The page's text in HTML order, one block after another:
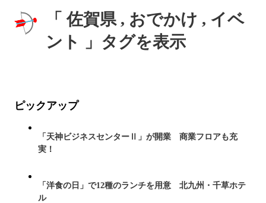
「 佐賀県 , おでかけ , イベ
ント 」タグを表示
ピックアップ
「天神ビジネスセンターⅡ」が開業 商業フロアも充
実！
「洋食の日」で12種のランチを用意 北九州・千草ホテ
ル